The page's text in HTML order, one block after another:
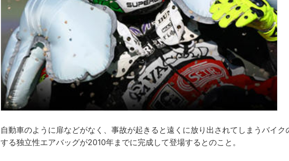
自動車のように扉などがなく、事故が起きると遠くに放り出されてしまうバイク
する独立性エアバッグが2010年までに完成して登場するとのこと。